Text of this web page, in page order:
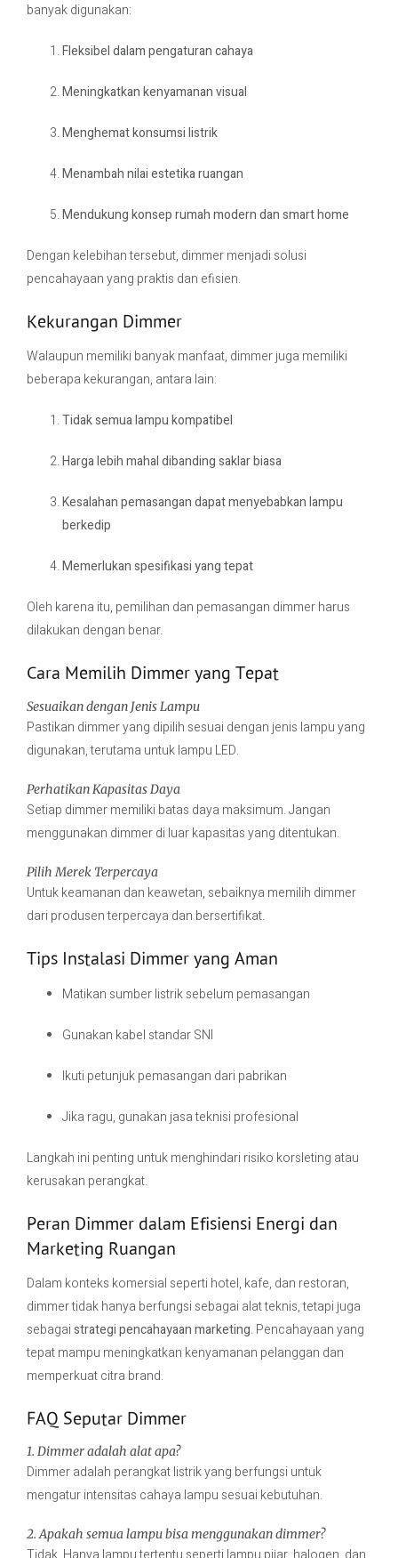
banyak digunakan:
Fleksibel dalam pengaturan cahaya
Meningkatkan kenyamanan visual
Menghemat konsumsi listrik
Menambah nilai estetika ruangan
Mendukung konsep rumah modern dan smart home
Dengan kelebihan tersebut, dimmer menjadi solusi
pencahayaan yang praktis dan efisien.
Kekurangan Dimmer
Walaupun memiliki banyak manfaat, dimmer juga memiliki
beberapa kekurangan, antara lain:
Tidak semua lampu kompatibel
Harga lebih mahal dibanding saklar biasa
Kesalahan pemasangan dapat menyebabkan lampu
berkedip
Memerlukan spesifikasi yang tepat
Oleh karena itu, pemilihan dan pemasangan dimmer harus
dilakukan dengan benar.
Cara Memilih Dimmer yang Tepat
Sesuaikan dengan Jenis Lampu
Pastikan dimmer yang dipilih sesuai dengan jenis lampu yang
digunakan, terutama untuk lampu LED.
Perhatikan Kapasitas Daya
Setiap dimmer memiliki batas daya maksimum. Jangan
menggunakan dimmer di luar kapasitas yang ditentukan.
Pilih Merek Terpercaya
Untuk keamanan dan keawetan, sebaiknya memilih dimmer
dari produsen terpercaya dan bersertifikat.
Tips Instalasi Dimmer yang Aman
Matikan sumber listrik sebelum pemasangan
Gunakan kabel standar SNI
Ikuti petunjuk pemasangan dari pabrikan
Jika ragu, gunakan jasa teknisi profesional
Langkah ini penting untuk menghindari risiko korsleting atau
kerusakan perangkat.
Peran Dimmer dalam Efisiensi Energi dan
Marketing Ruangan
Dalam konteks komersial seperti hotel, kafe, dan restoran,
dimmer tidak hanya berfungsi sebagai alat teknis, tetapi juga
sebagaistrategi pencahayaan marketing. Pencahayaan yang
tepat mampu meningkatkan kenyamanan pelanggan dan
memperkuat citra brand.
FAQ Seputar Dimmer
1. Dimmer adalah alat apa?
Dimmer adalah perangkat listrik yang berfungsi untuk
mengatur intensitas cahaya lampu sesuai kebutuhan.
2. Apakah semua lampu bisa menggunakan dimmer?